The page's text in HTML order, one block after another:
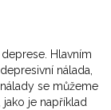
Hlavním
nálada,
se můžeme
jako je například